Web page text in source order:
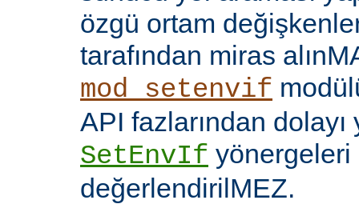
özgü ortam
tarafından miras
mod_setenvif
API fazlarından
SetEnvIf yönergeleri
değerlendirilMEZ.